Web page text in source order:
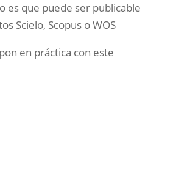
es que puede ser publicable
Scielo, Scopus o WOS
en práctica con este